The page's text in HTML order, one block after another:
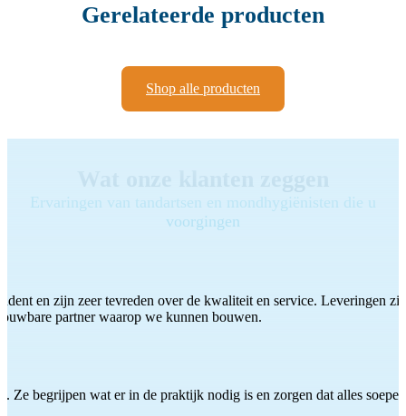
Gerelateerde producten
Shop alle producten
Ervaringen van tandartsen en mondhygiënisten die u
voorgingen
en zijn zeer tevreden over de kwaliteit en service. Leveringen
partner waarop we kunnen bouwen.
Ze begrijpen wat er in de praktijk nodig is en zorgen dat alles